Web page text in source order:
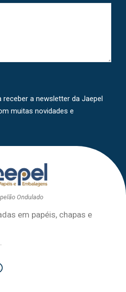
a newsletter da Jaepel
muitas novidades e
Ondulado
em papéis, chapas e